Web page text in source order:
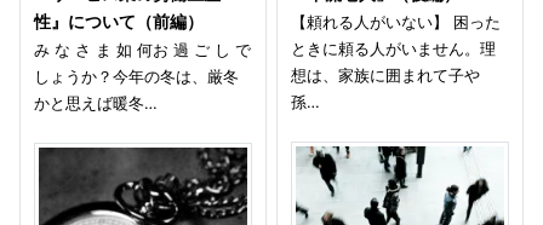
性』について（前編）
み な さ ま 如 何お 過 ご し で
しょうか？今年の冬は、厳冬
かと思えば暖冬…
【頼れる人がいない】 困った
ときに頼る人がいません。理
想は、家族に囲まれて子や
孫…